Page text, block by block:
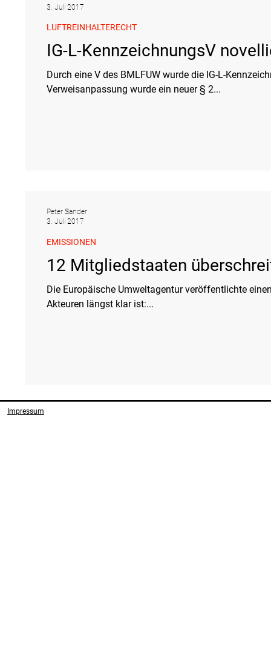
IG-L-KennzeichnungsV
Durch eine V des BMLFUW wurde die IG-L-
Verweisanpassung wurde ein neuer § 2...
LUFTREINHALTERECHT
3. Juli 2017
12 Mitgliedstaaten
Die Europäische Umweltagentur veröffentlichte
Akteuren längst klar ist:...
EMISSIONEN
Peter Sander
3. Juli 2017
Impressum